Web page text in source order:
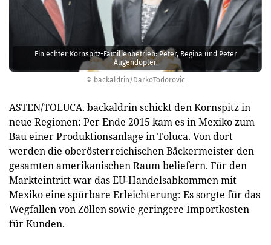
© backaldrin/DarkoTodorovic
Ein echter Kornspitz-Familienbetrieb: Peter, Regina und Peter
Augendopler.
ASTEN/TOLUCA. backaldrin schickt den Kornspitz in
neue Regionen: Per Ende 2015 kam es in Mexiko zum
Bau einer Produktionsanlage in ­Toluca. Von dort
werden die oberösterreichischen Bäckermeister den
gesamten amerikanischen Raum beliefern. Für den
Markteintritt war das EU-Handelsabkommen mit
Mexiko eine spürbare Erleichterung: Es sorgte für das
Wegfallen von Zöllen sowie geringere Importkosten
für Kunden.